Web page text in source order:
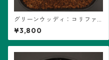
グリーンウッディ：コリファ
ンタ属 (B14)
¥3,800